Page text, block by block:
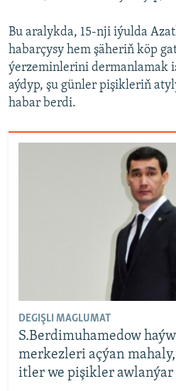
Bu aralykda, 15-nji iýulda
habarçysy hem şäheriň kö​p
ýerzeminlerini dermanlamak
aýdyp, ş​u gü​nler pişikleriň
habar berdi.
DEGIŞLI MAGLUMAT
S.Berdimuhamedow
merkezleri açýan
itler we pişikler awlanýar